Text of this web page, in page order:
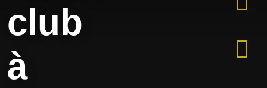
club
à